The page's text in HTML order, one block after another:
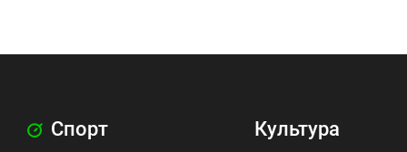
Спорт Культура